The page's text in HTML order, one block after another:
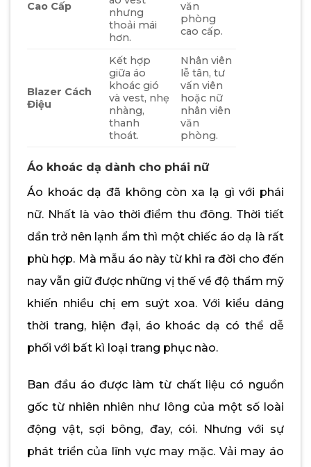
Cao Cấp
nhưng
thoải mái
hơn.
văn
phòng
cao cấp.
Blazer Cách
Điệu
Kết hợp
giữa áo
khoác gió
và vest, nhẹ
nhàng,
thanh
thoát.
Nhân viên
lễ tân, tư
vấn viên
hoặc nữ
nhân viên
văn
phòng.
Áo khoác dạ dành cho phái nữ
Áo khoác dạ đã không còn xa lạ gì với phái
nữ. Nhất là vào thời điểm thu đông. Thời tiết
dần trở nên lạnh ẩm thì một chiếc áo dạ là rất
phù hợp. Mà mẫu áo này từ khi ra đời cho đến
nay vẫn giữ được những vị thế về độ thẩm mỹ
khiến nhiều chị em suýt xoa. Với kiểu dáng
thời trang, hiện đại, áo khoác dạ có thể dễ
phối với bất kì loại trang phục nào.
Ban đầu áo được làm từ chất liệu có nguồn
gốc từ nhiên nhiên như lông của một số loài
động vật, sợi bông, đay, cói. Nhưng với sự
phát triển của lĩnh vực may mặc. Vải may áo